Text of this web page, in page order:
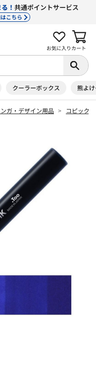
！ 共通ポイントサービス
こちら
お気に入り カート
クーラーボックス 熊よ
ガ・デザイン用品 コピック